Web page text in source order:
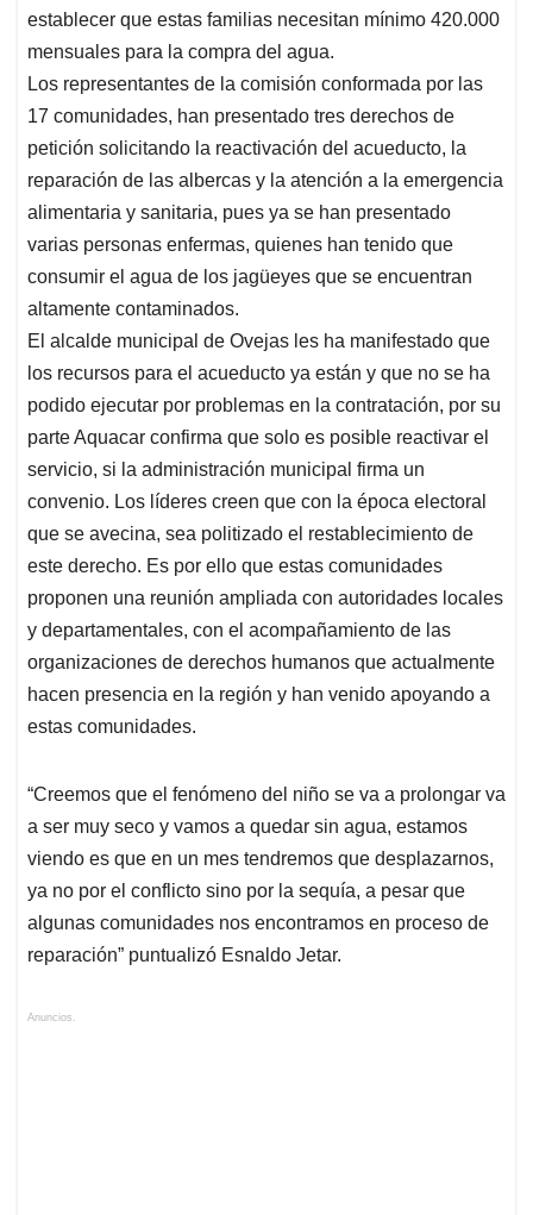
establecer que estas familias necesitan mínimo 420.000
mensuales para la compra del agua.
Los representantes de la comisión conformada por las
17 comunidades, han presentado tres derechos de
petición solicitando la reactivación del acueducto, la
reparación de las albercas y la atención a la emergencia
alimentaria y sanitaria, pues ya se han presentado
varias personas enfermas, quienes han tenido que
consumir el agua de los jagüeyes que se encuentran
altamente contaminados.
El alcalde municipal de Ovejas les ha manifestado que
los recursos para el acueducto ya están y que no se ha
podido ejecutar por problemas en la contratación, por su
parte Aquacar confirma que solo es posible reactivar el
servicio, si la administración municipal firma un
convenio. Los líderes creen que con la época electoral
que se avecina, sea politizado el restablecimiento de
este derecho. Es por ello que estas comunidades
proponen una reunión ampliada con autoridades locales
y departamentales, con el acompañamiento de las
organizaciones de derechos humanos que actualmente
hacen presencia en la región y han venido apoyando a
estas comunidades.
“Creemos que el fenómeno del niño se va a prolongar va
a ser muy seco y vamos a quedar sin agua, estamos
viendo es que en un mes tendremos que desplazarnos,
ya no por el conflicto sino por la sequía, a pesar que
algunas comunidades nos encontramos en proceso de
reparación” puntualizó Esnaldo Jetar.
Anuncios.